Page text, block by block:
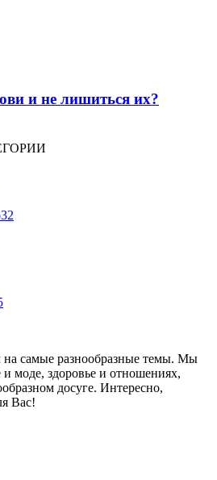
и не лишиться их?
самые разнообразные темы. Мы
моде, здоровье и отношениях,
досуге. Интересно,
Вас!